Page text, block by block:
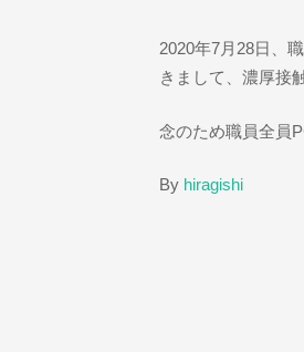
2020年7月28日、
きまして、濃厚接
念のため職員全員
By hiragishi